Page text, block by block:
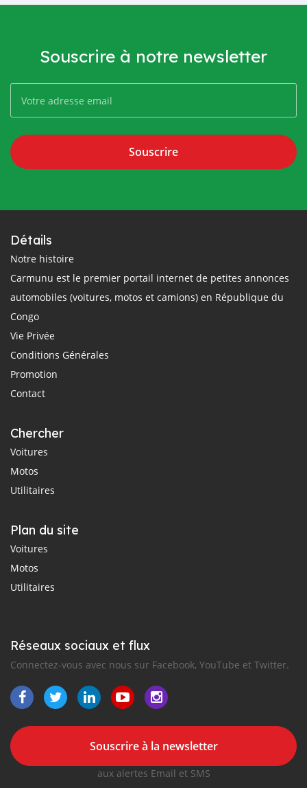
Souscrire à notre newsletter
Souscrire
Détails
Notre histoire
Carmunu est le premier portail internet de petites annonces
automobiles (voitures, motos et camions) en République du
Congo
Vie Privée
Conditions Générales
Promotion
Contact
Chercher
Voitures
Motos
Utilitaires
Plan du site
Voitures
Motos
Utilitaires
Réseaux sociaux et flux
Connectez-vous avec nous sur Facebook, YouTube et Twitter.
Souscrire à la newsletter
aux alertes Email et SMS